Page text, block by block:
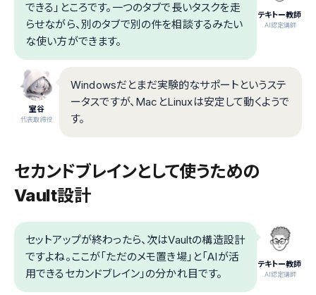
テキトー教師
.AI認定講師
できる」ところです。一つのタブで長いタスクを走
らせながら、別のタブで別の件を相談するみたい
な使い方ができます。
室谷
代表取締役
Windowsだとまだ実験的なサポートというステ
ータスですが、MacとLinuxは安定して動くようで
す。
セカンドブレインとして使うための
Vault設計
テキトー教師
.AI認定講師
セットアップが終わったら、次はVaultの構造設計
ですよね。ここが「ただのメモ置き場」と「AIが活
用できるセカンドブレイン」の分かれ目です。